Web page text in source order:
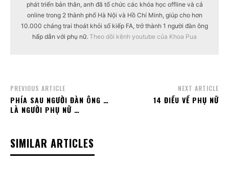
phát triển bản thân, anh đã tổ chức các khóa học offline và cả
online trong 2 thành phố Hà Nội và Hồ Chí Minh, giúp cho hơn
10.000 cháng trai thoát khỏi số kiếp FA, trở thành 1 người đàn ông
hấp dẫn với phụ nữ. Theo dõi kênh youtube của Khoa Pua
PREVIOUS ARTICLE
PHÍA SAU NGƯỜI ĐÀN ÔNG …
LÀ NGƯỜI PHỤ NỮ …
NEXT ARTICLE
14 ĐIỀU VỀ PHỤ NỮ
SIMILAR ARTICLES